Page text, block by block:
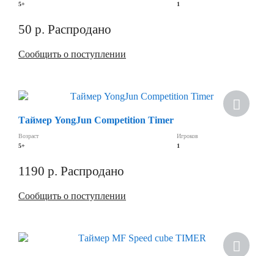
5+
1
50 р. Распродано
Сообщить о поступлении
Таймер YongJun Competition Timer
Возраст
5+
Игроков
1
1190 р. Распродано
Сообщить о поступлении